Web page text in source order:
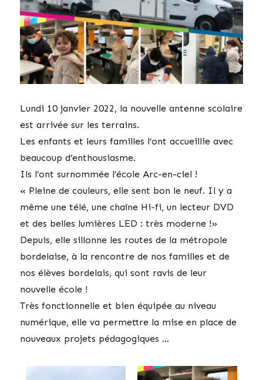
Lundi 10 janvier 2022, la nouvelle antenne scolaire
est arrivée sur les terrains.
Les enfants et leurs familles l’ont accueillie avec
beaucoup d’enthousiasme.
Ils l’ont surnommée l’école Arc-en-ciel !
« Pleine de couleurs, elle sent bon le neuf. Il y a
même une télé, une chaîne Hi-fi, un lecteur DVD
et des belles lumières LED : très moderne !»
Depuis, elle sillonne les routes de la métropole
bordelaise, à la rencontre de nos familles et de
nos élèves bordelais, qui sont ravis de leur
nouvelle école !
Très fonctionnelle et bien équipée au niveau
numérique, elle va permettre la mise en place de
nouveaux projets pédagogiques …